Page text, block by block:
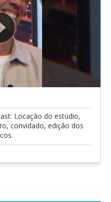
Locação do estúdio,
convidado, edição dos